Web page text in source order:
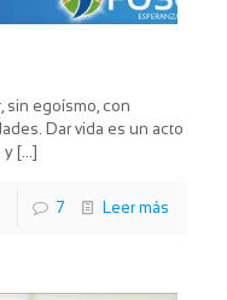
sin egoísmo, con
Dar vida es un acto
y[…]
7 Leer más